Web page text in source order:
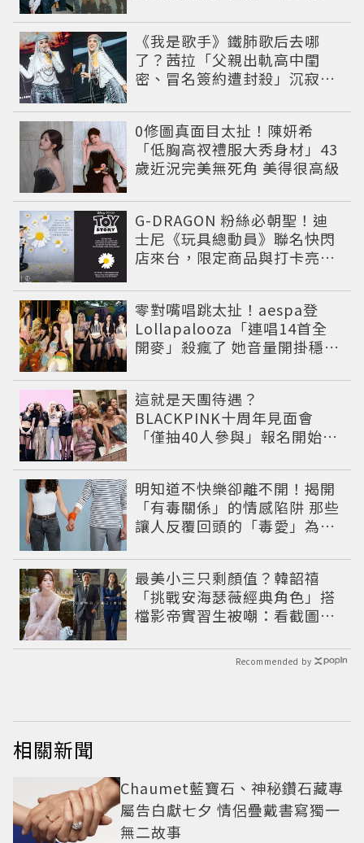
《我是歌手》鐵肺歌后去哪
了？茜拉「父親出軌高中閨
密、冒名簽約遭封殺」沉寂12
0修圖真面目太扯！陳妍希
「低胸高衩禮服大秀身材」43
歲近況完美無死角 美得很高級
G-DRAGON 粉絲必朝聖！迪
士尼《玩具總動員》聯名快閃
店來台，限定商品與打卡亮點
零對嘴唱跳太扯！aespa登
Lollapalooza「連唱14首全
開麥」殺瘋了 她音量開掛穩到
這就是天團待遇？
BLACKPINK十周年見面會
「僅抽40人參與」報名開始到
明知道不快樂卻離不開！揭開
「有毒關係」的情感陷阱 那些
讓人反覆回頭的「毒愛」為何
最美小三只剩顏值？韓韶禧
「挑戰安海瑟薇經典角色」搭
檔影帝實習生被嘲：看截圖就
Recommended by
相關新聞
Chaumet藍寶石、神秘鑽石藏專
屬告白獻七夕 情侶疊戴書寫獨一
無二故事